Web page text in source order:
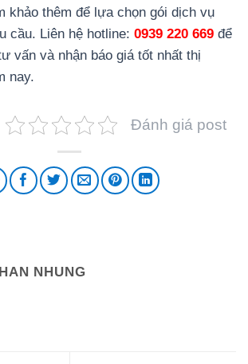
khảo thêm để lựa chọn gói dịch vụ
cầu. Liên hệ hotline: 0939 220 669 để
vấn và nhận báo giá tốt nhất thị
nay.
Đánh giá post
HAN NHUNG